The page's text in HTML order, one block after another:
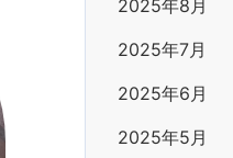
2025年8月
2025年7月
2025年6月
2025年5月